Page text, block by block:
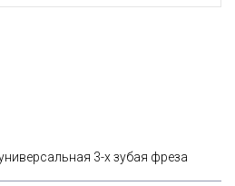
3-х зубая фреза